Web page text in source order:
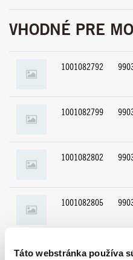
Táto webstránka používa
VHODNÉ PRE
1001082792
1001082799
1001082802
1001082805
1001082816